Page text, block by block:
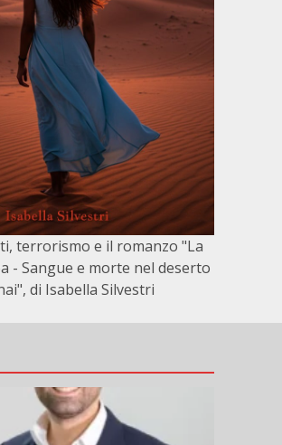
terrorismo e il romanzo "La
- Sangue e morte nel deserto
di Isabella Silvestri